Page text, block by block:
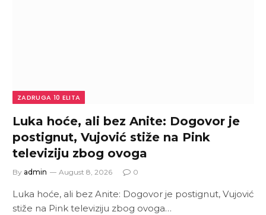
ZADRUGA 10 ELITA
Luka hoće, ali bez Anite: Dogovor je
postignut, Vujović stiže na Pink
televiziju zbog ovoga
By admin August 8, 2026 0
Luka hoće, ali bez Anite: Dogovor je postignut, Vujović
stiže na Pink televiziju zbog ovoga…